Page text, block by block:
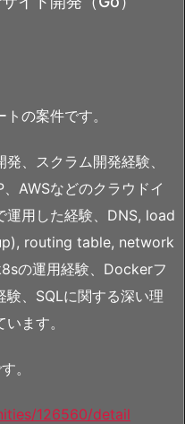
の案件です。
、スクラム開発経験、
AWSなどのクラウドイ
運用した経験、DNS, load
routing table, network
の運用経験、Dockerフ
験、SQLに関する深い理
ます。
。
126560/detail